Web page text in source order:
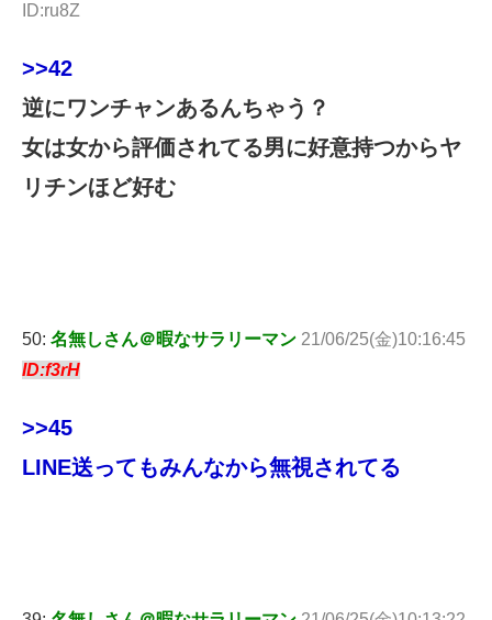
ID:ru8Z
>>42
逆にワンチャンあるんちゃう？
女は女から評価されてる男に好意持つからヤ
リチンほど好む
50: 名無しさん＠暇なサラリーマン 21/06/25(金)10:16:45
ID:f3rH
>>45
LINE送ってもみんなから無視されてる